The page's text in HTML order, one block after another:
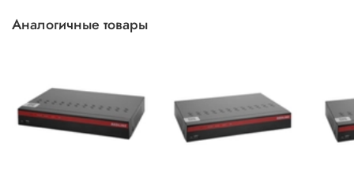
Аналогичные товары